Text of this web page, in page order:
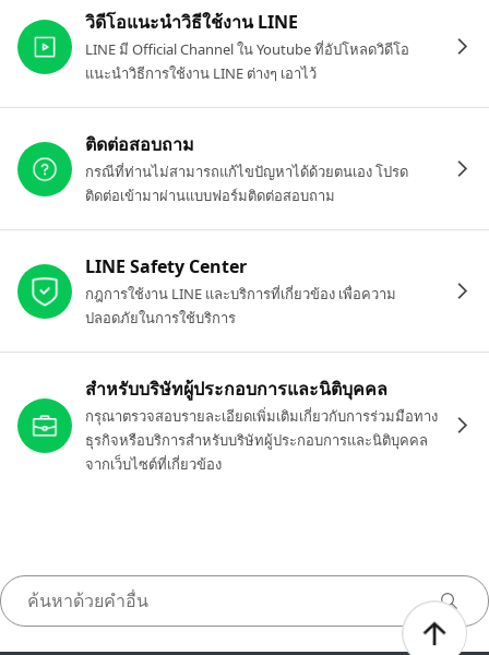
วิดีโอแนะนำวิธีใช้งาน LINE
LINE มี Official Channel ใน Youtube ที่อัปโหลดวิดีโอ
แนะนำวิธีการใช้งาน LINE ต่างๆ เอาไว้
ติดต่อสอบถาม
กรณีที่ท่านไม่สามารถแก้ไขปัญหาได้ด้วยตนเอง โปรด
ติดต่อเข้ามาผ่านแบบฟอร์มติดต่อสอบถาม
LINE Safety Center
กฎการใช้งาน LINE และบริการที่เกี่ยวข้อง เพื่อความ
ปลอดภัยในการใช้บริการ
สำหรับบริษัทผู้ประกอบการและนิติบุคคล
กรุณาตรวจสอบรายละเอียดเพิ่มเติมเกี่ยวกับการร่วมมือทาง
ธุรกิจหรือบริการสำหรับบริษัทผู้ประกอบการและนิติบุคคล
จากเว็บไซต์ที่เกี่ยวข้อง